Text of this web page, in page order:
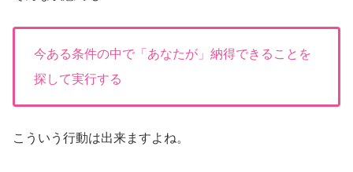
今ある条件の中で「あなたが」納得できることを
探して実行する
こういう行動は出来ますよね。